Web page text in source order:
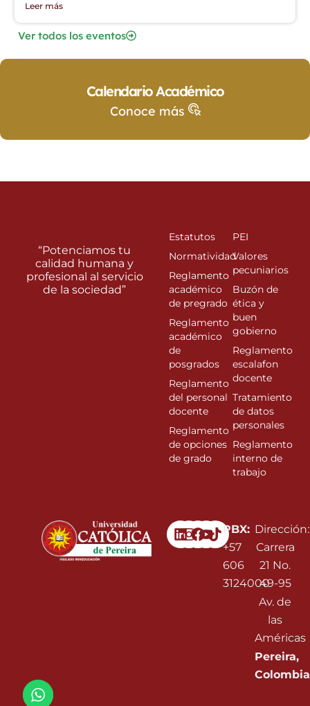
Leer más
Ver todos los eventos
Calendario Académico
Conoce más
Linkedin
Instagram
Facebook
Youtube
PBX:
+57
606
3124000
Dirección:
Carrera
21 No.
49-95
Av. de
las
Américas
Pereira,
Colombia
“Potenciamos tu
calidad humana y
profesional al servicio
de la sociedad”
Estatutos
Normatividad
Reglamento
académico
de pregrado
Reglamento
académico
de
posgrados
Reglamento
del personal
docente
Reglamento
de opciones
de grado
PEI
Valores
pecuniarios
Buzón de
ética y
buen
gobierno
Reglamento
escalafon
docente
Tratamiento
de datos
personales
Reglamento
interno de
trabajo